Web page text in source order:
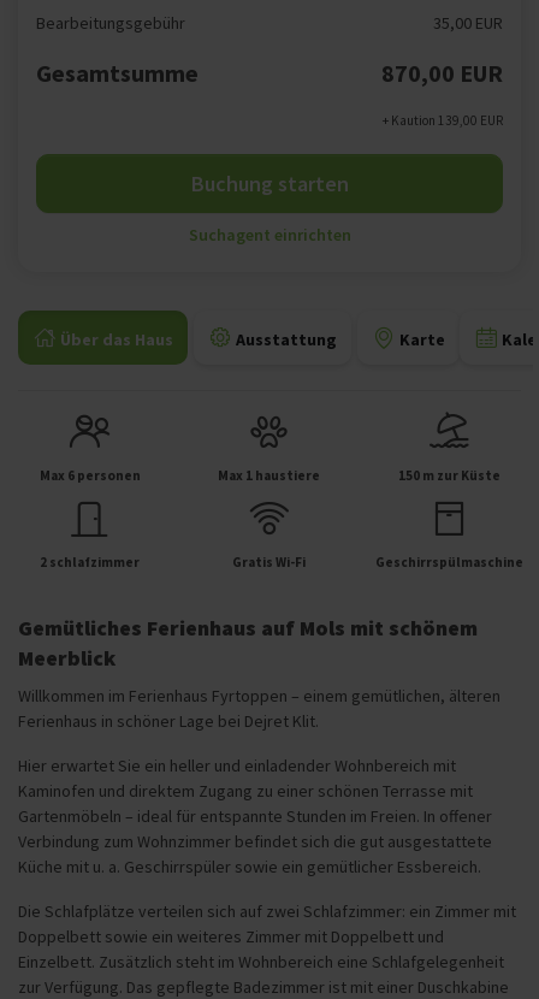
Über das Haus Ausstattung Karte
Max 6 personen Max 1 haustiere 150 m zur Küste
2 schlafzimmer Gratis Wi-Fi Geschirrspülmaschine
Gemütliches Ferienhaus auf Mols mit schönem
Meerblick
Willkommen im Ferienhaus Fyrtoppen – einem gemütlichen, älteren
Ferienhaus in schöner Lage bei Dejret Klit.
Hier erwartet Sie ein heller und einladender Wohnbereich mit
Kaminofen und direktem Zugang zu einer schönen Terrasse mit
Gartenmöbeln – ideal für entspannte Stunden im Freien. In offener
Verbindung zum Wohnzimmer befindet sich die gut ausgestattete
Küche mit u. a. Geschirrspüler sowie ein gemütlicher Essbereich.
Die Schlafplätze verteilen sich auf zwei Schlafzimmer: ein Zimmer mit
Doppelbett sowie ein weiteres Zimmer mit Doppelbett und
Einzelbett. Zusätzlich steht im Wohnbereich eine Schlafgelegenheit
zur Verfügung. Das gepflegte Badezimmer ist mit einer Duschkabine
Bearbeitungsgebühr 35,00 EUR
Gesamtsumme 870,00 EUR
+ Kaution 139,00 EUR
Buchung starten
Suchagent einrichten